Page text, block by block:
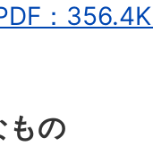
：
もの